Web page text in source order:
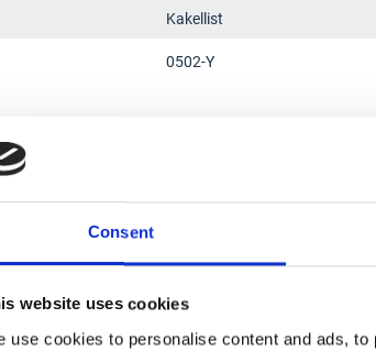
Consent
website uses cookies
use cookies to personalise content and ads,
Kakellist
0502-Y